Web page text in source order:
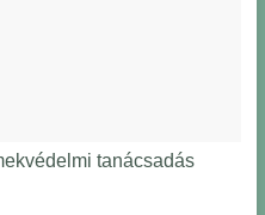
tanácsadás